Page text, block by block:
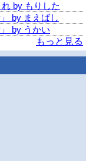
by もりした
by まえばし
by うかい
もっと見る